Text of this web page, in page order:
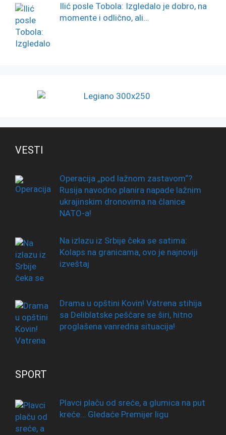
Ilić posle Tobola: Izgledalo je dobro, na
momente i odlično, ali…
VESTI
Operacija „pod lažnom zastavom“?
Rusija navodno planira napade lažnim
ukrajinskim dronovima na članice
NATO-a!
Na izlazu iz Srbije čeka se satima:
Kolaps na granicama, ovo je najnoviji
izveštaj
Drama u opštini Kovin! Vatrena stihija
sa Deliblatske peščare se širi, hitno
proglašena vanredna situacija!
SPORT
Plavci plaču od sreće, a glumica na put
kreće… Gledaće Premijer ligu